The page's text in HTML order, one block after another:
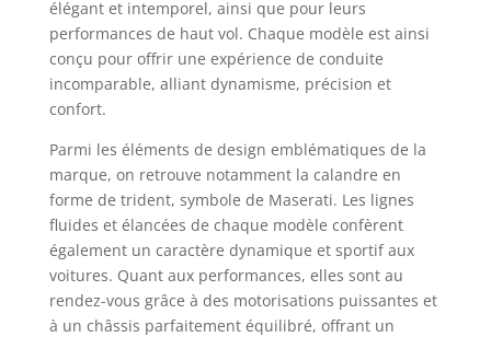
élégant et intemporel, ainsi que pour leurs
performances de haut vol. Chaque modèle est ainsi
conçu pour offrir une expérience de conduite
incomparable, alliant dynamisme, précision et
confort.
Parmi les éléments de design emblématiques de la
marque, on retrouve notamment la calandre en
forme de trident, symbole de Maserati. Les lignes
fluides et élancées de chaque modèle confèrent
également un caractère dynamique et sportif aux
voitures. Quant aux performances, elles sont au
rendez-vous grâce à des motorisations puissantes et
à un châssis parfaitement équilibré, offrant un